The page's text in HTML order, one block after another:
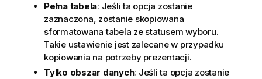
Pełna tabela: Jeśli ta opcja zostanie
zaznaczona, zostanie skopiowana
sformatowana tabela ze statusem wyboru.
Takie ustawienie jest zalecane w przypadku
kopiowania na potrzeby prezentacji.
Tylko obszar danych: Jeśli ta opcja zostanie